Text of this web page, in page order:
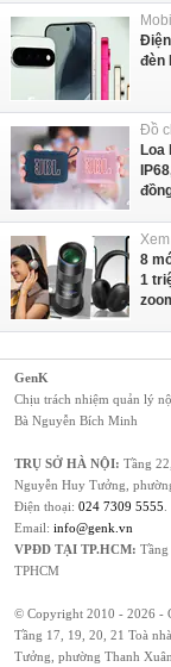
đèn
Đồ
Loa
8
1
GenK
Chịu trách nhiệm quản lý
Bà Nguyễn Bích Minh
TRỤ SỞ HÀ NỘI: Tầng
Nguyễn Huy Tưởng,
Điện thoại: 024 7309 5555
Email: info@genk.vn
VPĐD TẠI TP.HCM: Tầng
TPHCM
© Copyright 2010 - 2026 -
Tầng 17, 19, 20, 21 Toà
Tưởng, phường Thanh